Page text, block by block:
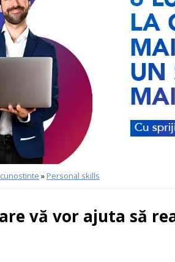
»Personal skills
vă vor ajuta să